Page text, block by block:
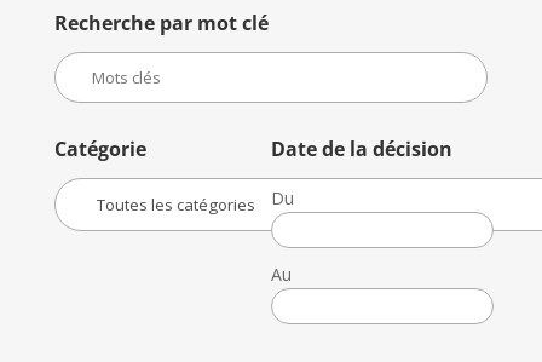
Recherche par mot clé
Catégorie Date de la décision
Du
Date
de
la
décision
Au
Date
de